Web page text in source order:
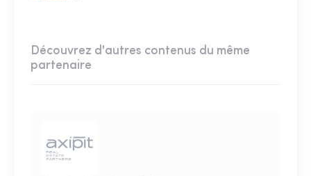
Découvrez d'autres contenus du même
partenaire